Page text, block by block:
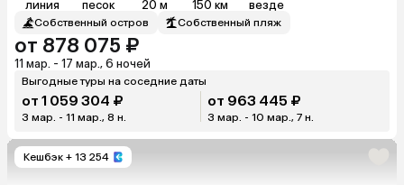
линия песок 20 м 150 км везде
Собственный остров Собственный пляж
от 878 075 ₽
11 мар. - 17 мар., 6 ночей
Выгодные туры на соседние даты
от 1 059 304 ₽
3 мар. - 11 мар., 8 н.
от 963 445 ₽
3 мар. - 10 мар., 7 н.
Кешбэк + 13 254